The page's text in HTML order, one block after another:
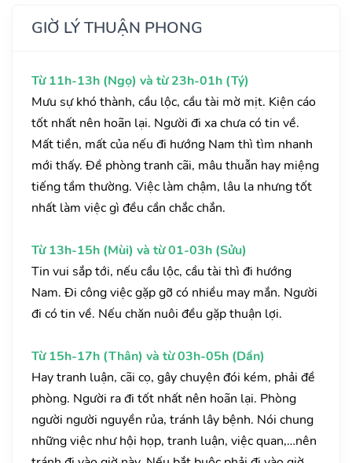
GIỜ LÝ THUẬN PHONG
Từ 11h-13h (Ngọ) và từ 23h-01h (Tý)
Mưu sự khó thành, cầu lộc, cầu tài mờ mịt. Kiện cáo
tốt nhất nên hoãn lại. Người đi xa chưa có tin về.
Mất tiền, mất của nếu đi hướng Nam thì tìm nhanh
mới thấy. Đề phòng tranh cãi, mâu thuẫn hay miệng
tiếng tầm thường. Việc làm chậm, lâu la nhưng tốt
nhất làm việc gì đều cần chắc chắn.
Từ 13h-15h (Mùi) và từ 01-03h (Sửu)
Tin vui sắp tới, nếu cầu lộc, cầu tài thì đi hướng
Nam. Đi công việc gặp gỡ có nhiều may mắn. Người
đi có tin về. Nếu chăn nuôi đều gặp thuận lợi.
Từ 15h-17h (Thân) và từ 03h-05h (Dần)
Hay tranh luận, cãi cọ, gây chuyện đói kém, phải đề
phòng. Người ra đi tốt nhất nên hoãn lại. Phòng
người người nguyền rủa, tránh lây bệnh. Nói chung
những việc như hội họp, tranh luận, việc quan,…nên